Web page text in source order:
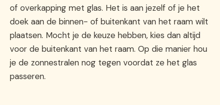
of overkapping met glas. Het is aan jezelf of je het
doek aan de binnen- of buitenkant van het raam wilt
plaatsen. Mocht je de keuze hebben, kies dan altijd
voor de buitenkant van het raam. Op die manier hou
je de zonnestralen nog tegen voordat ze het glas
passeren.